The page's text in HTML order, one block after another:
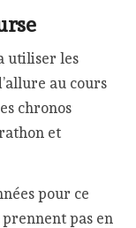
utiliser les
au cours
chronos
et
pour ce
prennent pas en